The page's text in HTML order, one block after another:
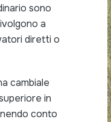
sono
a
diretti o
cambiale
in
conto